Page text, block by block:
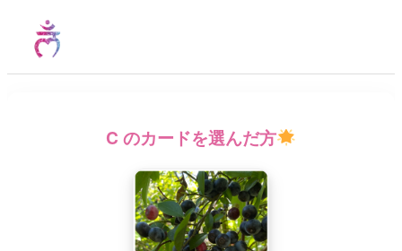
C のカードを選んだ方